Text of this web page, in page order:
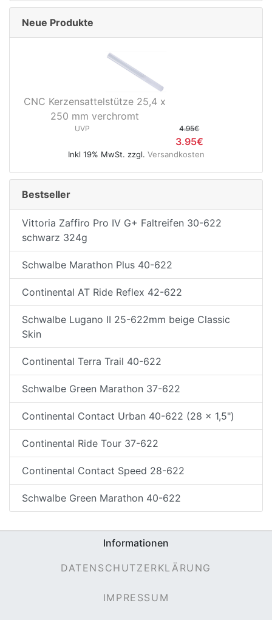
Neue Produkte
CNC Kerzensattelstütze 25,4 x
250 mm verchromt
UVP 4.95€
3.95€
Inkl 19% MwSt. zzgl. Versandkosten
Bestseller
Vittoria Zaffiro Pro IV G+ Faltreifen 30-622
schwarz 324g
Schwalbe Marathon Plus 40-622
Continental AT Ride Reflex 42-622
Schwalbe Lugano II 25-622mm beige Classic
Skin
Continental Terra Trail 40-622
Schwalbe Green Marathon 37-622
Continental Contact Urban 40-622 (28 x 1,5")
Continental Ride Tour 37-622
Continental Contact Speed 28-622
Schwalbe Green Marathon 40-622
Informationen
DATENSCHUTZERKLÄRUNG
IMPRESSUM